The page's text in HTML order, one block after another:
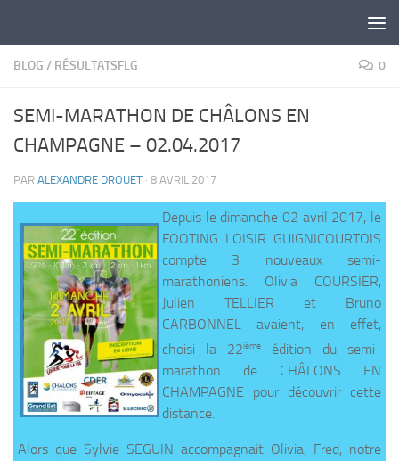
BLOG / RÉSULTATSFLG 0
SEMI-MARATHON DE CHÂLONS EN
CHAMPAGNE – 02.04.2017
PAR ALEXANDRE DROUET · 8 AVRIL 2017
Depuis le dimanche 02 avril 2017, le
FOOTING LOISIR GUIGNICOURTOIS
compte 3 nouveaux semi-
marathoniens. Olivia COURSIER,
Julien TELLIER et Bruno
CARBONNEL avaient, en effet,
choisi la 22ième
édition du semi-
marathon de CHÂLONS EN
CHAMPAGNE pour découvrir cette
distance.
Alors que Sylvie SEGUIN accompagnait Olivia, Fred, notre